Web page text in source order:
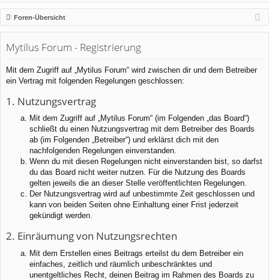
en
lie
de
r
m
el
n
ist
rie
n
Foren-Übersicht
Mytilus Forum - Registrierung
Mit dem Zugriff auf „Mytilus Forum“ wird zwischen dir und dem Betreiber
ein Vertrag mit folgenden Regelungen geschlossen:
1. Nutzungsvertrag
Mit dem Zugriff auf „Mytilus Forum“ (im Folgenden „das Board“)
schließt du einen Nutzungsvertrag mit dem Betreiber des Boards
ab (im Folgenden „Betreiber“) und erklärst dich mit den
nachfolgenden Regelungen einverstanden.
Wenn du mit diesen Regelungen nicht einverstanden bist, so darfst
du das Board nicht weiter nutzen. Für die Nutzung des Boards
gelten jeweils die an dieser Stelle veröffentlichten Regelungen.
Der Nutzungsvertrag wird auf unbestimmte Zeit geschlossen und
kann von beiden Seiten ohne Einhaltung einer Frist jederzeit
gekündigt werden.
2. Einräumung von Nutzungsrechten
Mit dem Erstellen eines Beitrags erteilst du dem Betreiber ein
einfaches, zeitlich und räumlich unbeschränktes und
unentgeltliches Recht, deinen Beitrag im Rahmen des Boards zu